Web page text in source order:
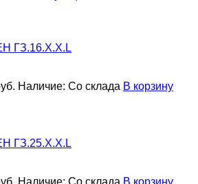
ГЗ.16.X.X.L
Наличие: Со склада В корзину
ГЗ.25.X.X.L
Наличие: Со склада В корзину